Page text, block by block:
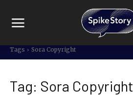
Tags Sora Copyright
Tag: Sora Copyright